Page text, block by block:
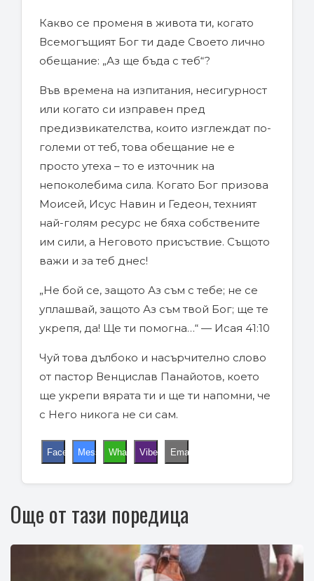
Какво се променя в живота ти, когато
Всемогъщият Бог ти даде Своето лично
обещание: „Аз ще бъда с теб“?
Във времена на изпитания, несигурност
или когато си изправен пред
предизвикателства, които изглеждат по-
големи от теб, това обещание не е
просто утеха – то е източник на
непоколебима сила. Когато Бог призова
Моисей, Исус Навин и Гедеон, техният
най-голям ресурс не бяха собствените
им сили, а Неговото присъствие. Същото
важи и за теб днес!
„Не бой се, защото Аз съм с тебе; не се
уплашвай, защото Аз съм твой Бог; ще те
укрепя, да! Ще ти помогна…“ — Исая 41:10
Чуй това дълбоко и насърчително слово
от пастор Венцислав Панайотов, което
ще укрепи вярата ти и ще ти напомни, че
с Него никога не си сам.
FacebookMessengerWhatsApp
Viber Email
Още от тази поредица